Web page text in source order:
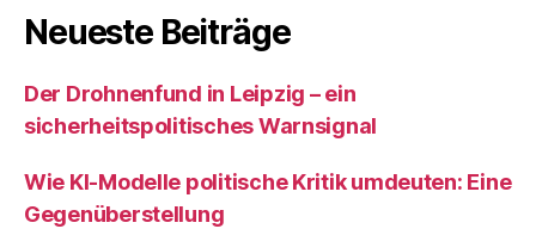
Neueste Beiträge
Der Drohnenfund in Leipzig – ein
sicherheitspolitisches Warnsignal
Wie KI‑Modelle politische Kritik umdeuten: Eine
Gegenüberstellung